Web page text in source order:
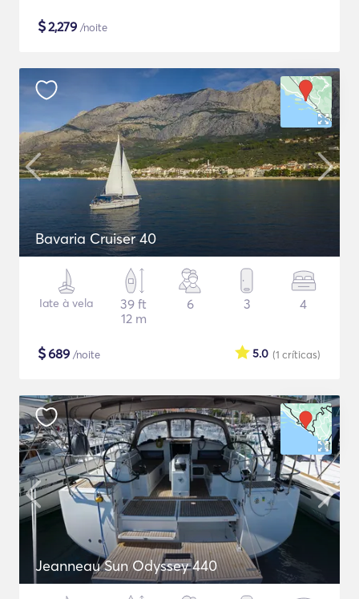
$2,279 /noite
Bavaria Cruiser 40
Iate à vela
39 ft
12 m
6 3 4
$689 /noite (1 críticas)
5.0
Jeanneau Sun Odyssey 440